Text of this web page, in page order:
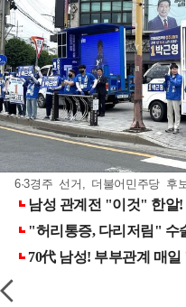
6·3경주 선거, 더불어민주당 후